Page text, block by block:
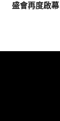
盛會再度啟幕